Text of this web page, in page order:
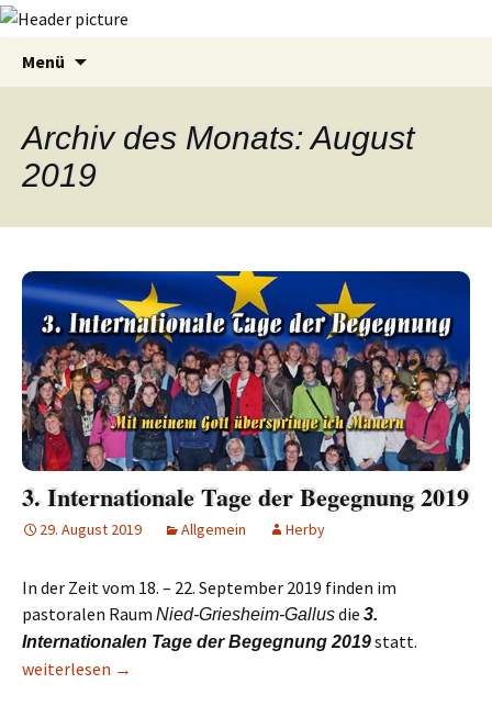
Menü
Archiv des Monats: August
2019
3. Internationale Tage der Begegnung 2019
29. August 2019 Allgemein Herby
In der Zeit vom 18. – 22. September 2019 finden im
pastoralen Raum Nied-Griesheim-Gallusdie 3.
Internationalen Tage der Begegnung 2019statt.
3. Internationale Tage der Begegnung 2019
weiterlesen →